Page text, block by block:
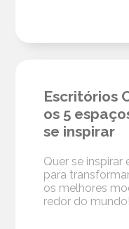
Escritórios
os 5
se inspirar
Quer se
para
os melhores
redor do mundo!